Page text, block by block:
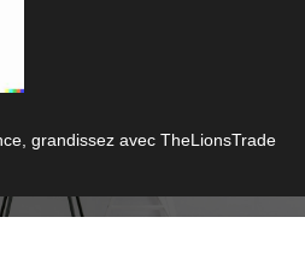
grandissez avec TheLionsTrade